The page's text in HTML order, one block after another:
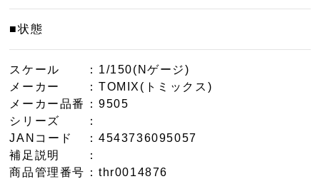
■状態
スケール
：1/150(Nゲージ)
メーカー
：TOMIX(トミックス)
メーカー品番
：9505
シリーズ
：
JANコード
：4543736095057
補足説明
：
商品管理番号 ：thr0014876